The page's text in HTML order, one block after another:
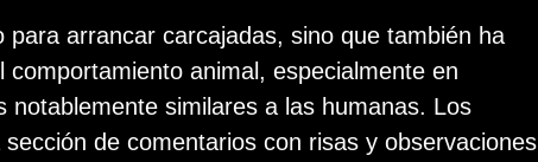
arrancar carcajadas, sino que también ha
animal, especialmente en
similares a las humanas. Los
de comentarios con risas y observaciones